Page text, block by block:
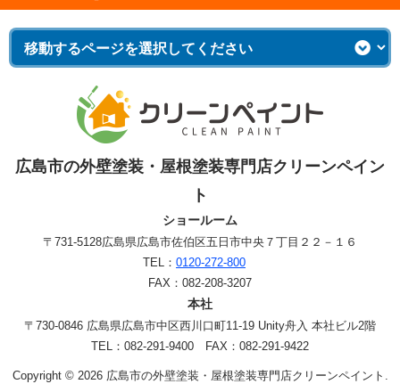
広島市の外壁塗装・屋根塗装専門店クリーンペイン
ト
ショールーム
〒731-5128広島県広島市佐伯区五日市中央７丁目２２－１６
TEL： 0120-272-800
FAX：082-208-3207
本社
〒730-0846 広島県広島市中区西川口町11-19 Unity舟入 本社ビル2階
TEL：082-291-9400 FAX：082-291-9422
Copyright © 2026 広島市の外壁塗装・屋根塗装専門店クリーンペイント.